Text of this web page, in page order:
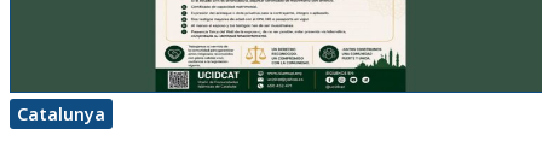
Catalunya